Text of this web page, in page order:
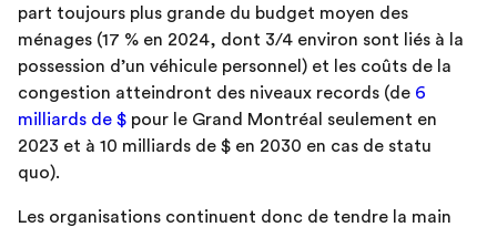
part toujours plus grande du budget moyen des
ménages (17 % en 2024, dont 3/4 environ sont liés à la
possession d’un véhicule personnel) et les coûts de la
congestion atteindront des niveaux records (de 6
milliards de $ pour le Grand Montréal seulement en
2023 et à 10 milliards de $ en 2030 en cas de statu
quo).
Les organisations continuent donc de tendre la main